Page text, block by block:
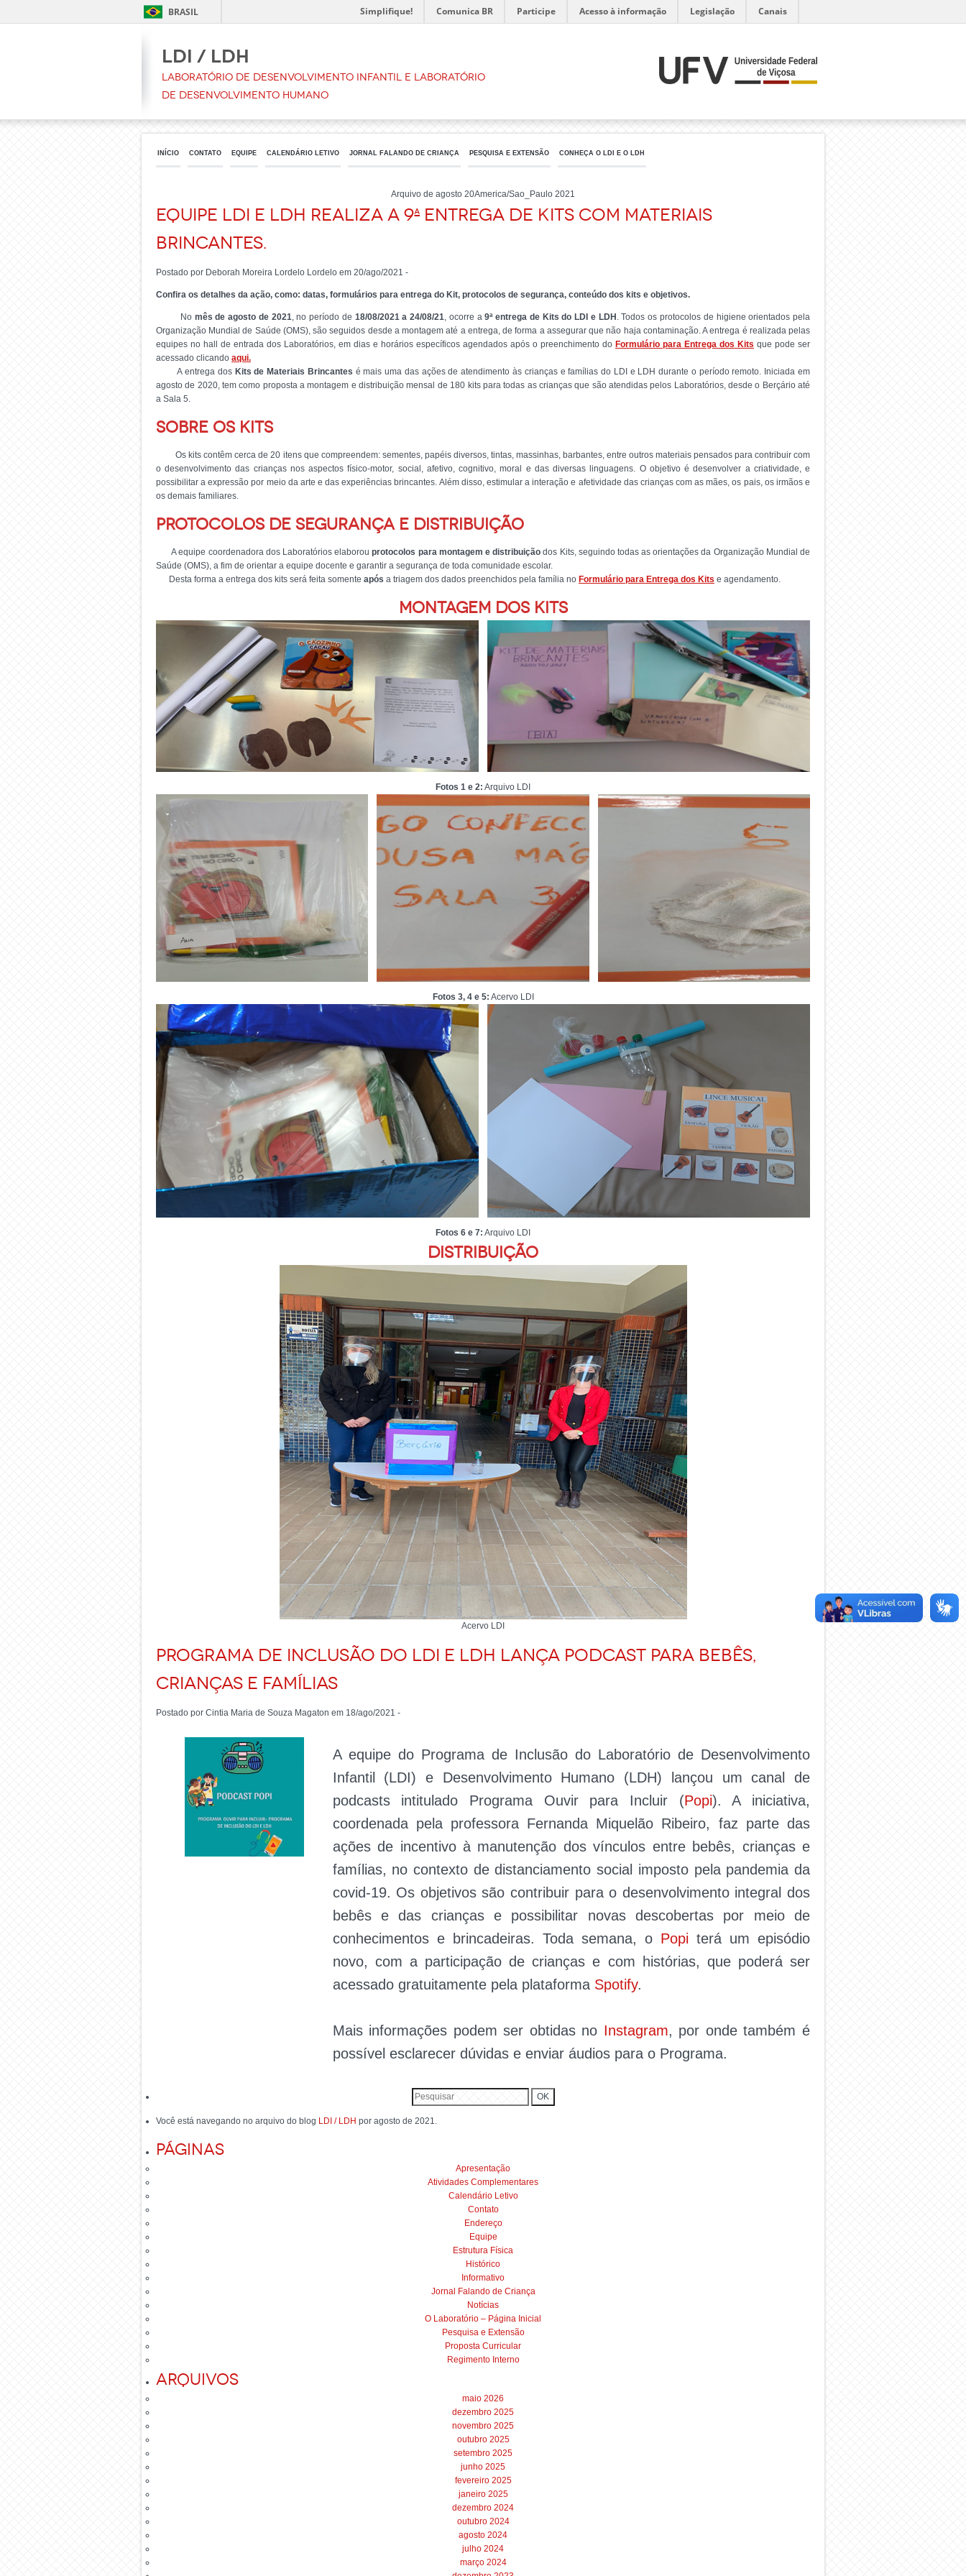
BRASIL Simplifique! Comunica BR Participe Acesso à informação Legislação Canais
LDI / LDH
Laboratório de Desenvolvimento Infantil e Laboratório
de Desenvolvimento Humano
INÍCIO CONTATO EQUIPE CALENDÁRIO LETIVO JORNAL FALANDO DE CRIANÇA PESQUISA E EXTENSÃO CONHEÇA O LDI E O LDH
Arquivo de agosto 20America/Sao_Paulo 2021
Equipe LDI e LDH realiza a 9ª entrega de Kits com Materiais
Brincantes.
Postado por Deborah Moreira Lordelo Lordelo em 20/ago/2021 -
Confira os detalhes da ação, como: datas, formulários para entrega do Kit, protocolos de segurança, conteúdo dos kits e objetivos.
No mês de agosto de 2021, no período de 18/08/2021 a 24/08/21, ocorre a9ª entrega de Kits do LDI e LDH . Todos os protocolos de higiene orientados pela
Organização Mundial de Saúde (OMS), são seguidos desde a montagem até a entrega, de forma a assegurar que não haja contaminação. A entrega é realizada pelas
equipes no hall de entrada dos Laboratórios, em dias e horários específicos agendados após o preenchimento do Formulário para Entrega dos Kits que pode ser
acessado clicando aqui.
A entrega dos Kits de Materiais Brincantes é mais uma das ações de atendimento às crianças e famílias do LDI e LDH durante o período remoto. Iniciada em
agosto de 2020, tem como proposta a montagem e distribuição mensal de 180 kits para todas as crianças que são atendidas pelos Laboratórios, desde o Berçário até
a Sala 5.
Sobre os Kits
Os kits contêm cerca de 20 itens que compreendem: sementes, papéis diversos, tintas, massinhas, barbantes, entre outros materiais pensados para contribuir com
o desenvolvimento das crianças nos aspectos físico-motor, social, afetivo, cognitivo, moral e das diversas linguagens. O objetivo é desenvolver a criatividade, e
possibilitar a expressão por meio da arte e das experiências brincantes. Além disso, estimular a interação e afetividade das crianças com as mães, os pais, os irmãos e
os demais familiares.
Protocolos de segurança e distribuição
A equipe coordenadora dos Laboratórios elaborouprotocolos para montagem e distribuição dos Kits, seguindo todas as orientações da Organização Mundial de
Saúde (OMS), a fim de orientar a equipe docente e garantir a segurança de toda comunidade escolar.
Desta forma a entrega dos kits será feita somente após a triagem dos dados preenchidos pela família no Formulário para Entrega dos Kits e agendamento.
Montagem dos Kits
Fotos 1 e 2: Arquivo LDI
Fotos 3, 4 e 5: Acervo LDI
Fotos 6 e 7: Arquivo LDI
Distribuição
Acervo LDI
Programa de Inclusão do LDI e LDH lança podcast para bebês,
crianças e famílias
Postado por Cintia Maria de Souza Magaton em 18/ago/2021 -
A equipe do Programa de Inclusão do Laboratório de Desenvolvimento
Infantil (LDI) e Desenvolvimento Humano (LDH) lançou um canal de
podcasts intitulado Programa Ouvir para Incluir (Popi). A iniciativa,
coordenada pela professora Fernanda Miquelão Ribeiro, faz parte das
ações de incentivo à manutenção dos vínculos entre bebês, crianças e
famílias, no contexto de distanciamento social imposto pela pandemia da
covid-19. Os objetivos são contribuir para o desenvolvimento integral dos
bebês e das crianças e possibilitar novas descobertas por meio de
conhecimentos e brincadeiras. Toda semana, o Popi terá um episódio
novo, com a participação de crianças e com histórias, que poderá ser
acessado gratuitamente pela plataforma Spotify.
Mais informações podem ser obtidas no Instagram, por onde também é
possível esclarecer dúvidas e enviar áudios para o Programa.
Você está navegando no arquivo do blog LDI / LDH por agosto de 2021.
Páginas
Apresentação
Atividades Complementares
Calendário Letivo
Contato
Endereço
Equipe
Estrutura Física
Histórico
Informativo
Jornal Falando de Criança
Notícias
O Laboratório – Página Inicial
Pesquisa e Extensão
Proposta Curricular
Regimento Interno
Arquivos
maio 2026
dezembro 2025
novembro 2025
outubro 2025
setembro 2025
junho 2025
fevereiro 2025
janeiro 2025
dezembro 2024
outubro 2024
agosto 2024
julho 2024
março 2024